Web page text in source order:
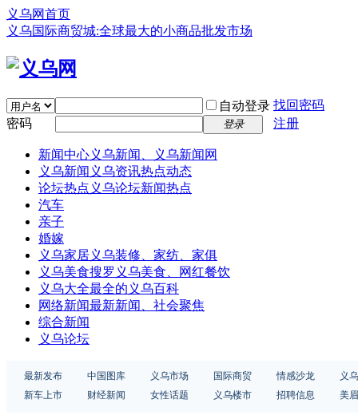
义乌网首页
义乌国际商贸城:全球最大的小商品批发市场
自动登录 找回密码
密码
登录 注册
新闻中心义乌新闻、义乌新闻网
义乌新闻 义乌资讯热点动态
论坛热点 义乌论坛新闻热点
汽车
亲子
婚嫁
义乌家居义乌装修、家纺、家俱
义乌美食搜罗义乌美食、网红餐饮
义乌大全最全的义乌百科
网络新闻最新新闻、社会聚焦
综合新闻
义乌论坛
最新发布 中国图库 义乌市场 国际商贸 情感沙龙
义
新车上市
财经新闻 女性话题 义乌楼市 招聘信息 美